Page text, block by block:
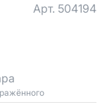
Арт. 504194